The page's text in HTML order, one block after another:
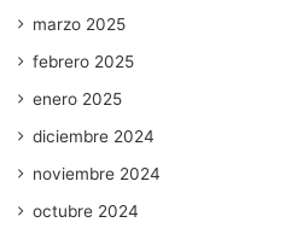
marzo 2025
febrero 2025
enero 2025
diciembre 2024
noviembre 2024
octubre 2024